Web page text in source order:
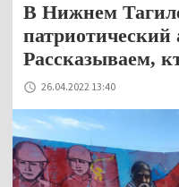
В Нижнем
патриотический
Рассказываем,
26.04.2022 13:40